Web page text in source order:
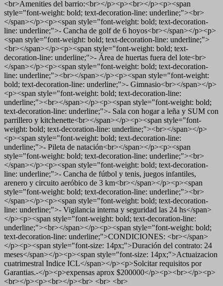
<br>Amenities del barrio:<br></p><p><br></p><p><span
style="font-weight: bold; text-decoration-line: underline;"><br>
</span></p><p><span style="font-weight: bold; text-decoration-
line: underline;">- Cancha de golf de 6 hoyos<br></span></p><p>
<span style="font-weight: bold; text-decoration-line: underline;">
<br></span></p><p><span style="font-weight: bold; text-
decoration-line: underline;">- Área de huertas fuera del lote<br>
</span></p><p><span style="font-weight: bold; text-decoration-
line: underline;"><br></span></p><p><span style="font-weight:
bold; text-decoration-line: underline;">- Gimnasio<br></span></p>
<p><span style="font-weight: bold; text-decoration-line:
underline;"><br></span></p><p><span style="font-weight: bold;
text-decoration-line: underline;">- Sala con hogar a leña y SUM con
parrillero y kitchenette<br></span></p><p><span style="font-
weight: bold; text-decoration-line: underline;"><br></span></p>
<p><span style="font-weight: bold; text-decoration-line:
underline;">- Pileta de natación<br></span></p><p><span
style="font-weight: bold; text-decoration-line: underline;"><br>
</span></p><p><span style="font-weight: bold; text-decoration-
line: underline;">- Cancha de fútbol y tenis, juegos infantiles,
arenero y circuito aeróbico de 3 km<br></span></p><p><span
style="font-weight: bold; text-decoration-line: underline;"><br>
</span></p><p><span style="font-weight: bold; text-decoration-
line: underline;">- Vigilancia interna y seguridad las 24 hs</span>
</p><p><span style="font-weight: bold; text-decoration-line:
underline;"><br></span></p><p><span style="font-weight: bold;
text-decoration-line: underline;">CONDICIONES: <br></span>
</p><p><span style="font-size: 14px;">Duración del contrato: 24
meses</span></p><p><span style="font-size: 14px;">Actuaizacion
cuatrimestral Indice ICL</span></p><p>Solcitar requisitos por
Garantias.-</p><p>expensas aprox $200000</p><p><br></p><p>
<br></p><p><br></p><br> <br> <br>